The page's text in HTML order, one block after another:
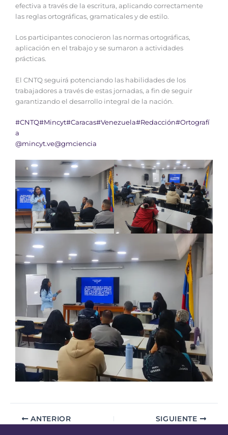
efectiva a través de la escritura, aplicando correctamente
las reglas ortográficas, gramaticales y de estilo.
Los participantes conocieron las normas ortográficas,
aplicación en el trabajo y se sumaron a actividades
prácticas.
El CNTQ seguirá potenciando las habilidades de los
trabajadores a través de estas jornadas, a fin de seguir
garantizando el desarrollo integral de la nación.
#CNTQ#Mincyt#Caracas#Venezuela#Redacción#Ortografí
a
@mincyt.ve@gmciencia
ANTERIOR SIGUIENTE